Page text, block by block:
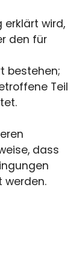
wird,
den für
bestehen;
Teil
dass
werden.